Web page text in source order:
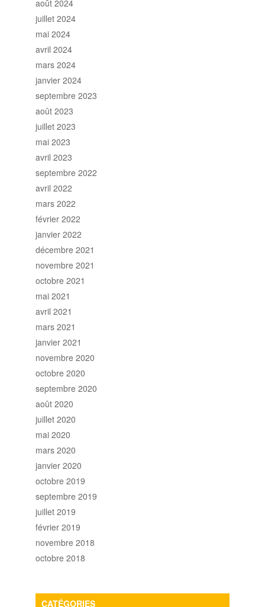
août 2024
juillet 2024
mai 2024
avril 2024
mars 2024
janvier 2024
septembre 2023
août 2023
juillet 2023
mai 2023
avril 2023
septembre 2022
avril 2022
mars 2022
février 2022
janvier 2022
décembre 2021
novembre 2021
octobre 2021
mai 2021
avril 2021
mars 2021
janvier 2021
novembre 2020
octobre 2020
septembre 2020
août 2020
juillet 2020
mai 2020
mars 2020
janvier 2020
octobre 2019
septembre 2019
juillet 2019
février 2019
novembre 2018
octobre 2018
CATÉGORIES